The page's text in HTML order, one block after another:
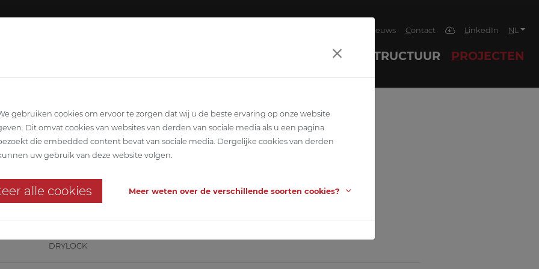
Nieuws Contact LinkedIn NL
INFRASTRUCTUUR PROJECTEN
DRYLOCK
gebruiken cookies om ervoor te zorgen dat wij u de beste ervaring op onze website
Dit omvat cookies van websites van derden van sociale media als u een pagina
die embedded content bevat van sociale media. Dergelijke cookies van derden
uw gebruik van deze website volgen.
alle cookies Meer weten over de verschillende soorten cookies?